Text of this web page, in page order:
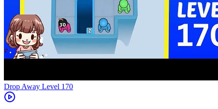
Level 170